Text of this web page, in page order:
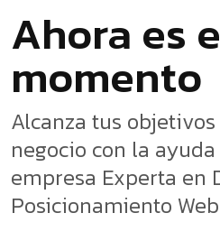
Ahora es
momento
Alcanza tus
negocio con la
empresa Experta en
Posicionamiento Web